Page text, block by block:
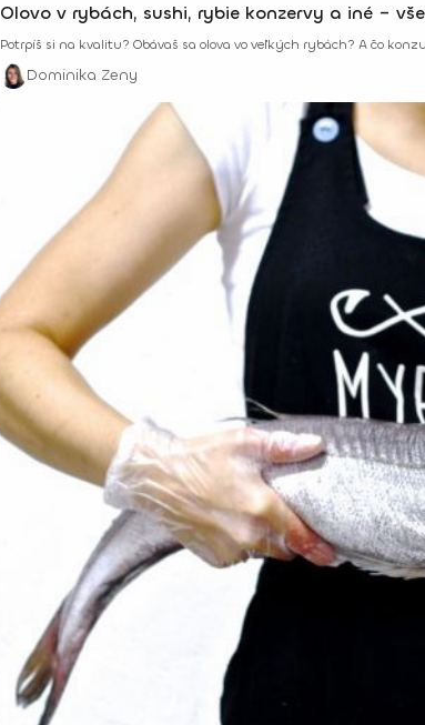
Olovo v rybách, sushi, rybie konzervy a iné –
Potrpíš si na kvalitu? Obávaš sa olova vo veľkých rybách? A čo
Dominika Zeny